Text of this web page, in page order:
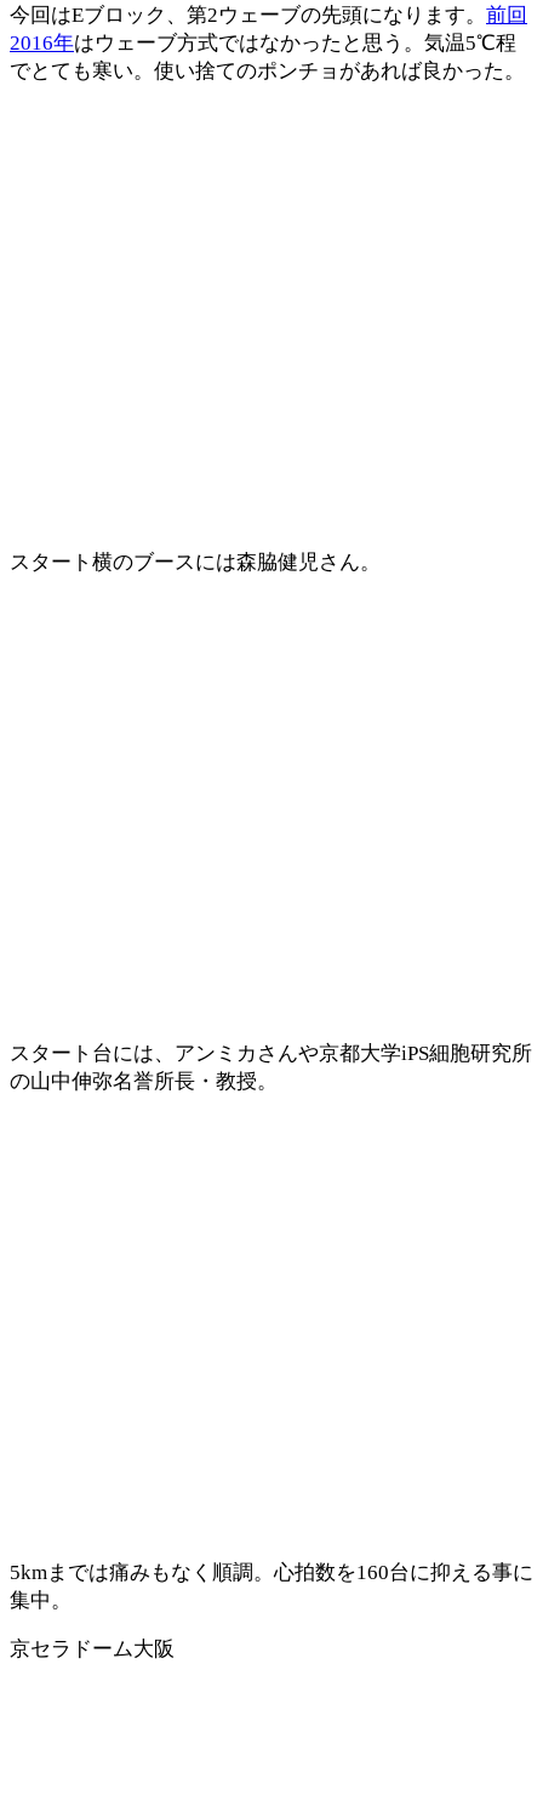
今回はEブロック、第2ウェーブの先頭になります。 前回
2016年はウェーブ方式ではなかったと思う。気温5℃程
でとても寒い。使い捨てのポンチョがあれば良かった。
スタート横のブースには森脇健児さん。
スタート台には、アンミカさんや京都大学iPS細胞研究所
の山中伸弥名誉所長・教授。
5kmまでは痛みもなく順調。心拍数を160台に抑える事に
集中。
京セラドーム大阪